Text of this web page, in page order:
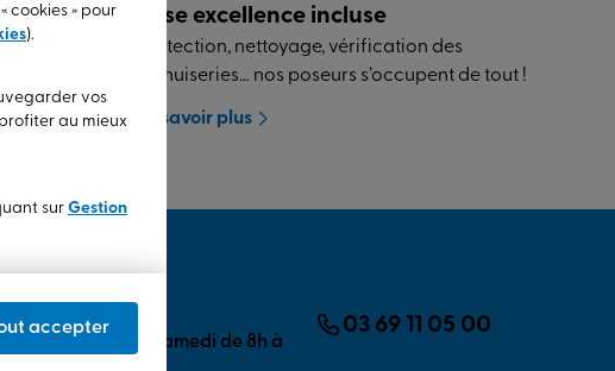
Pose excellence incluse
Protection, nettoyage, vérification des
menuiseries… nos poseurs s’occupent de tout !
En savoir plus
de 8h à 20h et le samedi de 8h à
03 69 11 05 00
cookies » pour
).
vos
au mieux
sur Gestion
accepter